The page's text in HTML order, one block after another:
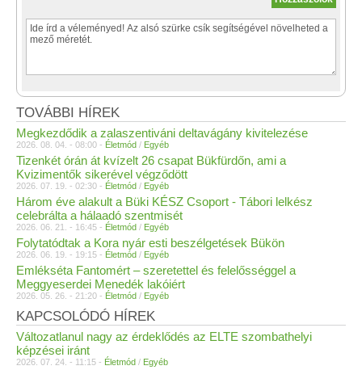
TOVÁBBI HÍREK
Megkezdődik a zalaszentiváni deltavágány kivitelezése
2026. 08. 04. - 08:00 - Életmód / Egyéb
Tizenkét órán át kvízelt 26 csapat Bükfürdőn, ami a
Kvizimentők sikerével végződött
2026. 07. 19. - 02:30 - Életmód / Egyéb
Három éve alakult a Büki KÉSZ Csoport - Tábori lelkész
celebrálta a hálaadó szentmisét
2026. 06. 21. - 16:45 - Életmód / Egyéb
Folytatódtak a Kora nyár esti beszélgetések Bükön
2026. 06. 19. - 19:15 - Életmód / Egyéb
Emlékséta Fantomért – szeretettel és felelősséggel a
Meggyeserdei Menedék lakóiért
2026. 05. 26. - 21:20 - Életmód / Egyéb
KAPCSOLÓDÓ HÍREK
Változatlanul nagy az érdeklődés az ELTE szombathelyi
képzései iránt
2026. 07. 24. - 11:15 - Életmód / Egyéb